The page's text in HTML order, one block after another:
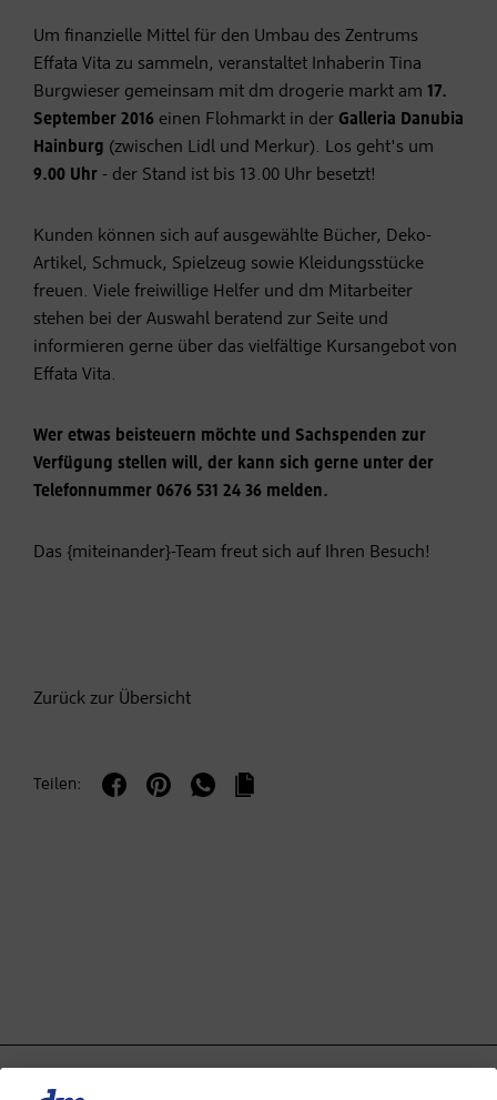
Um finanzielle Mittel für den Umbau des Zentrums
Effata Vita zu sammeln, veranstaltet Inhaberin Tina
Burgwieser gemeinsam mit dm drogerie markt am 17.
September 2016 einen Flohmarkt in der Galleria Danubia
Hainburg (zwischen Lidl und Merkur). Los geht's um
9.00 Uhr - der Stand ist bis 13.00 Uhr besetzt!
Kunden können sich auf ausgewählte Bücher, Deko-
Artikel, Schmuck, Spielzeug sowie Kleidungsstücke
freuen. Viele freiwillige Helfer und dm Mitarbeiter
stehen bei der Auswahl beratend zur Seite und
informieren gerne über das vielfältige Kursangebot von
Effata Vita.
Wer etwas beisteuern möchte und Sachspenden zur
Verfügung stellen will, der kann sich gerne unter der
Telefonnummer 0676 531 24 36 melden.
Das {miteinander}-Team freut sich auf Ihren Besuch!
Zurück zur Übersicht
Teilen: